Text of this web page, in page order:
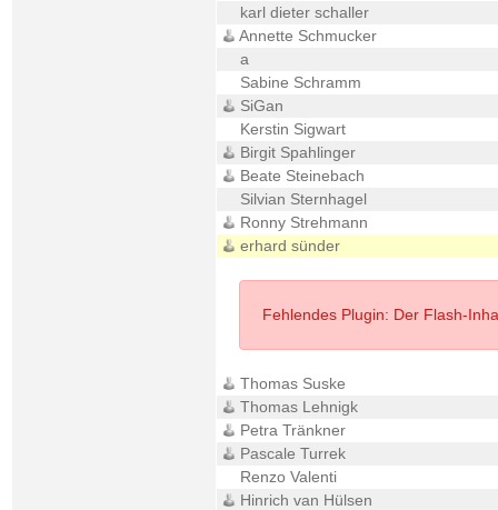
karl dieter schaller
Annette Schmucker
a
Sabine Schramm
SiGan
Kerstin Sigwart
Birgit Spahlinger
Beate Steinebach
Silvian Sternhagel
Ronny Strehmann
erhard sünder
Fehlendes Plugin: Der Flash-
Thomas Suske
Thomas Lehnigk
Petra Tränkner
Pascale Turrek
Renzo Valenti
Hinrich van Hülsen